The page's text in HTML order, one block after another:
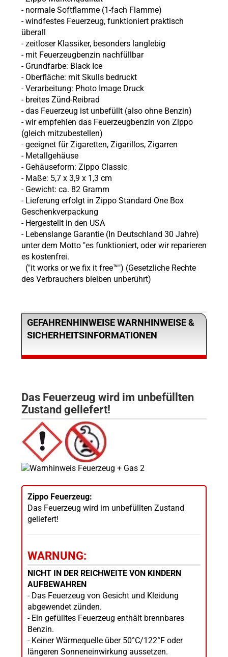
- normale Softflamme (1-fach Flamme)
- windfestes Feuerzeug, funktioniert praktisch
überall
- zeitloser Klassiker, besonders langlebig
- mit Feuerzeugbenzin nachfüllbar
- Grundfarbe: Black Ice
- Oberfläche: mit Skulls bedruckt
- Verarbeitung: Photo Image Druck
- breites Zünd-Reibrad
- das Feuerzeug ist unbefüllt (also ohne Benzin)
- wir empfehlen das Feuerzeugbenzin von Zippo
(gleich mitzubestellen)
- geeignet für Zigaretten, Zigarillos, Zigarren
- Metallgehäuse
- Gehäuseform: Zippo Classic
- Maße: 5,7 x 3,9 x 1,3 cm
- Gewicht: ca. 82 Gramm
- Lieferung erfolgt in Zippo Standard One Box
Geschenkverpackung
- Hergestellt in den USA
- Lebenslange Garantie (In Deutschland 30 Jahre)
unter dem Motto "es funktioniert, oder wir reparieren
es kostenfrei.
("it works or we fix it free™") (Gesetzliche Rechte
des Verbrauchers bleiben unberührt)
GEFAHRENHINWEISE WARNHINWEISE &
SICHERHEITSINFORMATIONEN
Das Feuerzeug wird im unbefüllten
Zustand geliefert!
Zippo Feuerzeug:
Das Feuerzeug wird im unbefüllten Zustand
geliefert!
WARNUNG:
NICHT IN DER REICHWEITE VON KINDERN
AUFBEWAHREN
- Das Feuerzeug von Gesicht und Kleidung
abgewendet zünden.
- Ein gefülltes Feuerzeug enthält brennbares
Benzin.
- Keiner Wärmequelle über 50°C/122°F oder
längeren Sonneneinwirkung aussetzen.